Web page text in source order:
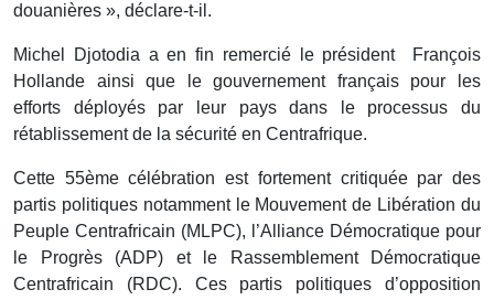
douanières », déclare-t-il.
Michel Djotodia a en fin remercié le président François
Hollande ainsi que le gouvernement français pour les
efforts déployés par leur pays dans le processus du
rétablissement de la sécurité en Centrafrique.
Cette 55ème célébration est fortement critiquée par des
partis politiques notamment le Mouvement de Libération du
Peuple Centrafricain (MLPC), l’Alliance Démocratique pour
le Progrès (ADP) et le Rassemblement Démocratique
Centrafricain (RDC). Ces partis politiques d’opposition